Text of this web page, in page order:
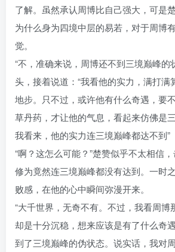
了解。虽然承认周博比自己强大，可是
为什么身为四境中层的易若，对于周博
觉。
“不，准确来说，周博还不到三境巅峰的
头，接着说道：“我看他的实力，满打满
地步。只不过，或许他有什么奇遇，要
草丹药，才让他的气息，看起来仿佛是
我看来，他的实力连三境巅峰都达不到”
“啊？这怎么可能？”楚赞似乎不太相信
修为竟然连三境巅峰都没有达到。一时
败感，在他的心中瞬间弥漫开来。
“大千世界，无奇不有。不过，我看周博
却是十分沉稳，想来应该是有了什么奇
到了三境巅峰的伪状态。说实话，我对